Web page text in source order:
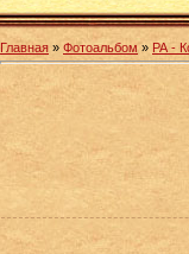
Главная » Фотоальбом» РА -